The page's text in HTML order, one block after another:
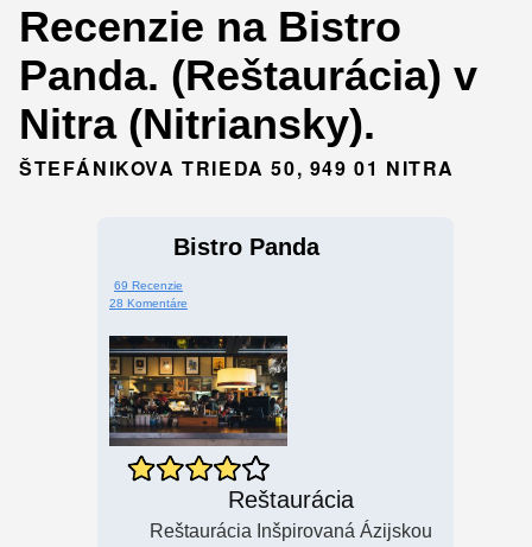
Recenzie na Bistro
Panda. (Reštaurácia) v
Nitra (Nitriansky).
ŠTEFÁNIKOVA TRIEDA 50, 949 01 NITRA
Bistro Panda
69 Recenzie
28 Komentáre
Reštaurácia
Reštaurácia Inšpirovaná Ázijskou